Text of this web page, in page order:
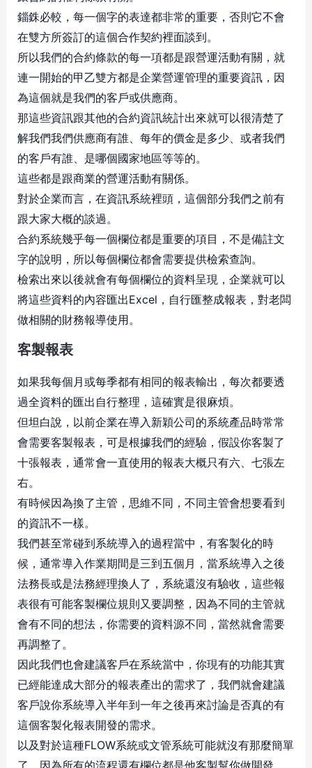
錙銖必較，每一個字的表達都非常的重要，否則它不會
在雙方所簽訂的這個合作契約裡面談到。
所以我們的合約條款的每一項都是跟營運活動有關，就
連一開始的甲乙雙方都是企業營運管理的重要資訊，因
為這個就是我們的客戶或供應商。
那這些資訊跟其他的合約資訊統計出來就可以很清楚了
解我們我們供應商有誰、每年的價金是多少、或者我們
的客戶有誰、是哪個國家地區等等的。
這些都是跟商業的營運活動有關係。
對於企業而言，在資訊系統裡頭，這個部分我們之前有
跟大家大概的談過。
合約系統幾乎每一個欄位都是重要的項目，不是備註文
字的說明，所以每個欄位都會需要提供檢索查詢。
檢索出來以後就會有每個欄位的資料呈現，企業就可以
將這些資料的內容匯出Excel，自行匯整成報表，對老闆
做相關的財務報導使用。
客製報表
如果我每個月或每季都有相同的報表輸出，每次都要透
過全資料的匯出自行整理，這確實是很麻煩。
但坦白說，以前企業在導入新穎公司的系統產品時常常
會需要客製報表，可是根據我們的經驗，假設你客製了
十張報表，通常會一直使用的報表大概只有六、七張左
右。
有時候因為換了主管，思維不同，不同主管會想要看到
的資訊不一樣。
我們甚至常碰到系統導入的過程當中，有客製化的時
候，通常導入作業期間是三到五個月，當系統導入之後
法務長或是法務經理換人了，系統還沒有驗收，這些報
表很有可能客製欄位規則又要調整，因為不同的主管就
會有不同的想法，你需要的資料源不同，當然就會需要
再調整了。
因此我們也會建議客戶在系統當中，你現有的功能其實
已經能達成大部分的報表產出的需求了，我們就會建議
客戶說你系統導入半年到一年之後再來討論是否真的有
這個客製化報表開發的需求。
以及對於這種FLOW系統或文管系統可能就沒有那麼簡單